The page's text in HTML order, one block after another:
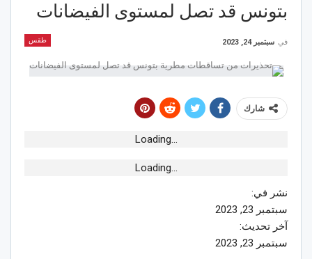
بتونس قد تصل لمستوى الفيضانات
طقس في سبتمبر 24, 2023
شارك
Loading...
Loading...
نشر في:
سبتمبر 23, 2023
آخر تحديث:
سبتمبر 23, 2023